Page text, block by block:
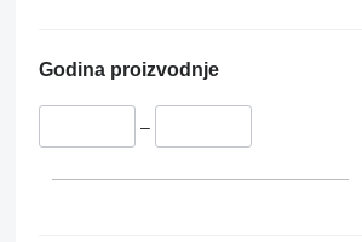
Godina proizvodnje
–